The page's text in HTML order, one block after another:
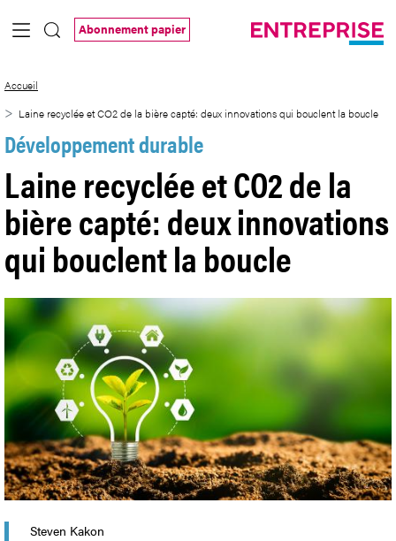
Saut au contenu principal
Abonnement papier
Accueil
Laine recyclée et CO2 de la bière capté: deux innovations qui bouclent la boucle
Développement durable
Laine recyclée et CO2 de la
bière capté: deux innovations
qui bouclent la boucle
Steven Kakon